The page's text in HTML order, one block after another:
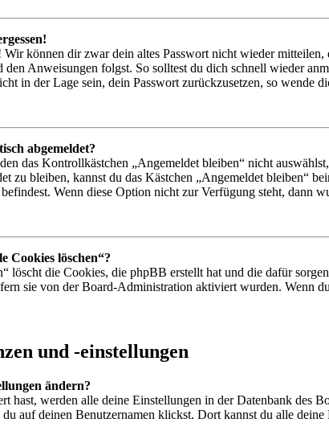
können dir zwar dein altes Passwort nicht wieder
den Anweisungen folgst. So solltest du dich schnell wieder
in der Lage sein, dein Passwort zurückzusetzen, so wende
abgemeldet?
das Kontrollkästchen „Angemeldet bleiben“ nicht
zu bleiben, kannst du das Kästchen „Angemeldet bleiben“
Wenn diese Option nicht zur Verfügung steht, dann
Cookies löschen“?
löscht die Cookies, die phpBB erstellt hat und die dafür
sie von der Board-Administration aktiviert wurden. Wenn
und -einstellungen
ändern?
hast, werden alle deine Einstellungen in der Datenbank des
du auf deinen Benutzernamen klickst. Dort kannst du alle deine